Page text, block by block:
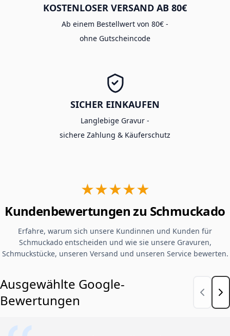
KOSTENLOSER VERSAND AB 80€
Ab einem Bestellwert von 80€ -
ohne Gutscheincode
SICHER EINKAUFEN
Langlebige Gravur -
sichere Zahlung & Käuferschutz
★★★★★
Kundenbewertungen zu Schmuckado
Erfahre, warum sich unsere Kundinnen und Kunden für
Schmuckado entscheiden und wie sie unsere Gravuren,
Schmuckstücke, unseren Versand und unseren Service bewerten.
Ausgewählte Google-
Bewertungen